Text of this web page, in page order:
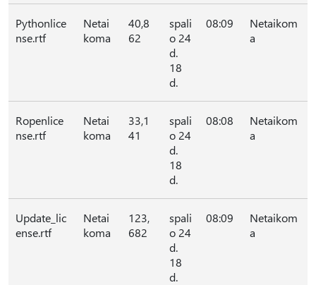
Pythonlice
nse.rtf
Netai
koma
40,8
62
spali
o 24
d.
18
d.
08:09
Netaikom
a
Ropenlice
nse.rtf
Netai
koma
33,1
41
spali
o 24
d.
18
d.
08:08
Netaikom
a
Update_lic
ense.rtf
Netai
koma
123,
682
spali
o 24
d.
18
d.
08:09
Netaikom
a